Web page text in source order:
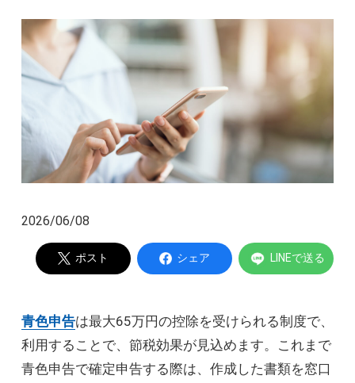
Powered by
2026/06/08
ポスト シェア LINEで送る
青色申告は最大65万円の控除を受けられる制度で、
利用することで、節税効果が見込めます。これまで
青色申告で確定申告する際は、作成した書類を窓口